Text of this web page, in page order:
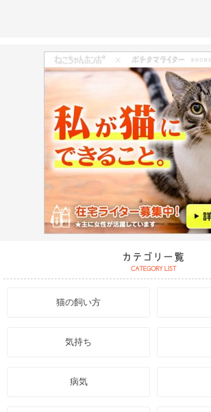
猫の飼い方
気持ち
病気